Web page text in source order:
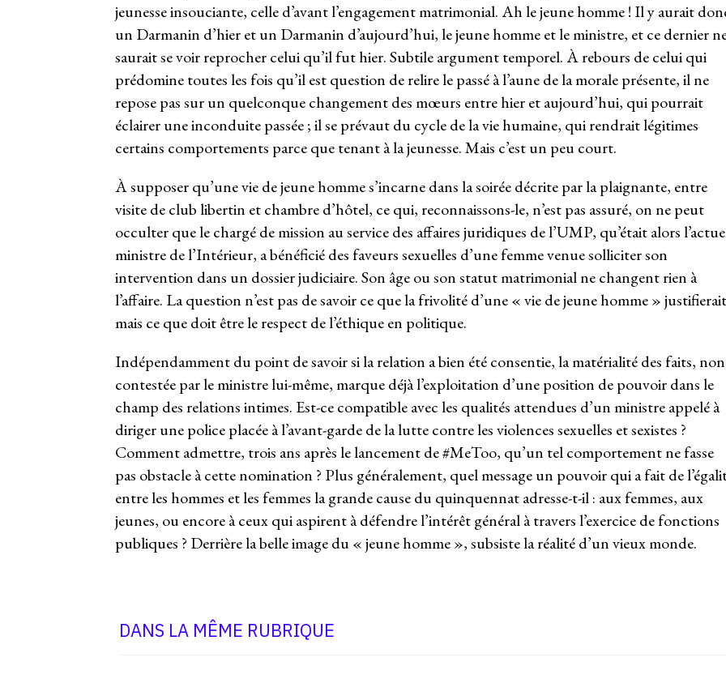
jeunesse insouciante, celle d’avant l’engagement matrimonial. Ah le jeune homme ! Il y aurait
un Darmanin d’hier et un Darmanin d’aujourd’hui, le jeune homme et le ministre, et ce dernier
saurait se voir reprocher celui qu’il fut hier. Subtile argument temporel. À rebours de celui qui
prédomine toutes les fois qu’il est question de relire le passé à l’aune de la morale présente, il ne
repose pas sur un quelconque changement des mœurs entre hier et aujourd’hui, qui pourrait
éclairer une inconduite passée ; il se prévaut du cycle de la vie humaine, qui rendrait légitimes
certains comportements parce que tenant à la jeunesse. Mais c’est un peu court.
À supposer qu’une vie de jeune homme s’incarne dans la soirée décrite par la plaignante, entre
visite de club libertin et chambre d’hôtel, ce qui, reconnaissons-le, n’est pas assuré, on ne peut
occulter que le chargé de mission au service des affaires juridiques de l’UMP, qu’était alors
ministre de l’Intérieur, a bénéficié des faveurs sexuelles d’une femme venue solliciter son
intervention dans un dossier judiciaire. Son âge ou son statut matrimonial ne changent rien à
l’affaire. La question n’est pas de savoir ce que la frivolité d’une « vie de jeune homme »
mais ce que doit être le respect de l’éthique en politique.
Indépendamment du point de savoir si la relation a bien été consentie, la matérialité des faits, non
contestée par le ministre lui-même, marque déjà l’exploitation d’une position de pouvoir dans le
champ des relations intimes. Est-ce compatible avec les qualités attendues d’un ministre appelé à
diriger une police placée à l’avant-garde de la lutte contre les violences sexuelles et sexistes ?
Comment admettre, trois ans après le lancement de #MeToo, qu’un tel comportement ne fasse
pas obstacle à cette nomination ? Plus généralement, quel message un pouvoir qui a fait de
entre les hommes et les femmes la grande cause du quinquennat adresse-t-il : aux femmes, aux
jeunes, ou encore à ceux qui aspirent à défendre l’intérêt général à travers l’exercice de fonctions
publiques ? Derrière la belle image du « jeune homme », subsiste la réalité d’un vieux monde.
DANS LA MÊME RUBRIQUE